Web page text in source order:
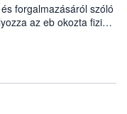
forgalmazásáról szóló
az eb okozta fizikai
felmerülő
eb tartását és annak